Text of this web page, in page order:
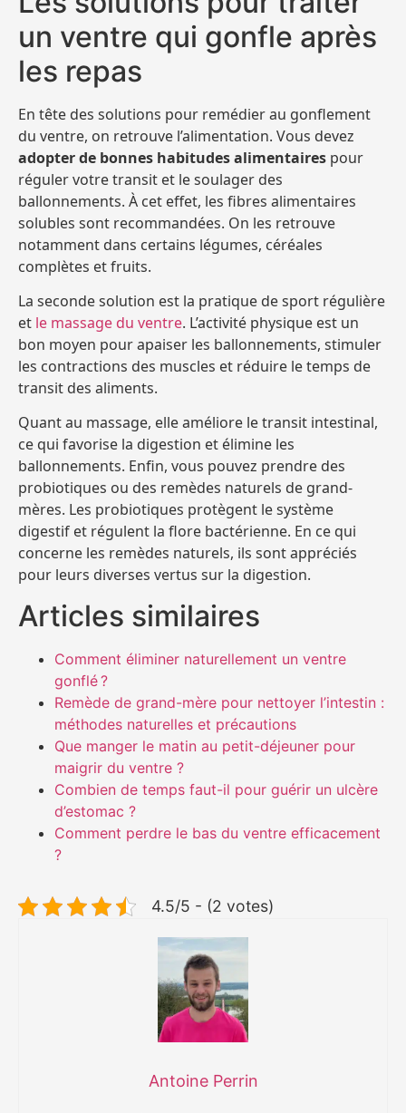
un ventre qui gonfle après
les repas
En tête des solutions pour remédier au gonflement
du ventre, on retrouve l’alimentation. Vous devez
adopter de bonnes habitudes alimentaires pour
réguler votre transit et le soulager des
ballonnements. À cet effet, les fibres alimentaires
solubles sont recommandées. On les retrouve
notamment dans certains légumes, céréales
complètes et fruits.
La seconde solution est la pratique de sport régulière
et le massage du ventre. L’activité physique est un
bon moyen pour apaiser les ballonnements, stimuler
les contractions des muscles et réduire le temps de
transit des aliments.
Quant au massage, elle améliore le transit intestinal,
ce qui favorise la digestion et élimine les
ballonnements. Enfin, vous pouvez prendre des
probiotiques ou des remèdes naturels de grand-
mères. Les probiotiques protègent le système
digestif et régulent la flore bactérienne. En ce qui
concerne les remèdes naturels, ils sont appréciés
pour leurs diverses vertus sur la digestion.
Articles similaires
Comment éliminer naturellement un ventre
gonflé ?
Remède de grand-mère pour nettoyer l’intestin :
méthodes naturelles et précautions
Que manger le matin au petit-déjeuner pour
maigrir du ventre ?
Combien de temps faut-il pour guérir un ulcère
d’estomac ?
Comment perdre le bas du ventre efficacement
?
4.5/5 - (2 votes)
Antoine Perrin